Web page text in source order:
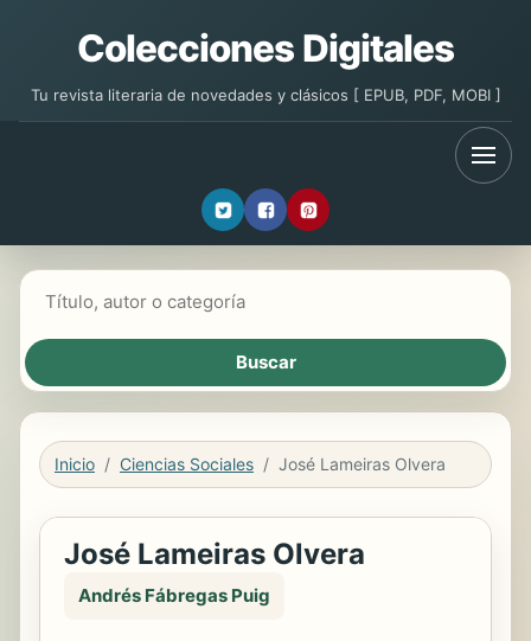
Colecciones Digitales
Tu revista literaria de novedades y clásicos [ EPUB, PDF, MOBI ]
Inicio Ciencias Sociales José Lameiras Olvera
José Lameiras Olvera
Andrés Fábregas Puig